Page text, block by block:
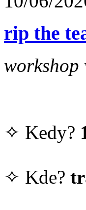
rip the
✧ Kedy?
✧ Kde?